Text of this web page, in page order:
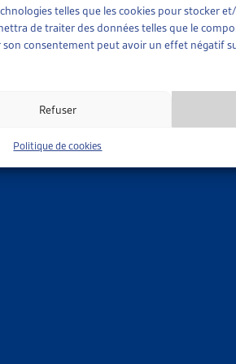
telles que les cookies pour stocker
de traiter des données telles que le
consentement peut avoir un effet négatif
Refuser
Politique de cookies
nouvelle expertise de la personne